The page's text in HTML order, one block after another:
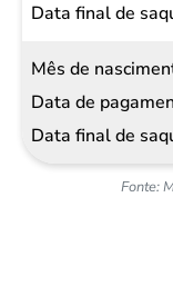
Fonte: